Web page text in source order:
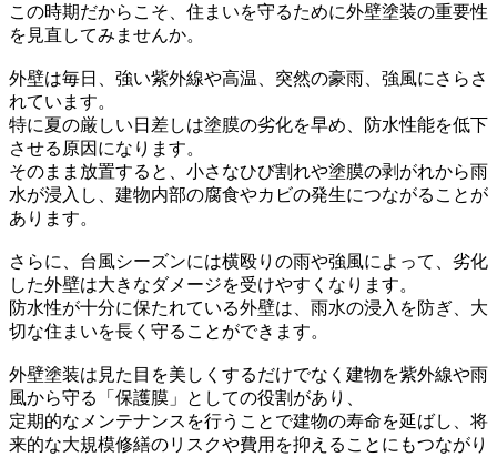
この時期だからこそ、住まいを守るために外壁塗装の重要性
を見直してみませんか。
外壁は毎日、強い紫外線や高温、突然の豪雨、強風にさらさ
れています。
特に夏の厳しい日差しは塗膜の劣化を早め、防水性能を低下
させる原因になります。
そのまま放置すると、小さなひび割れや塗膜の剥がれから雨
水が浸入し、建物内部の腐食やカビの発生につながることが
あります。
さらに、台風シーズンには横殴りの雨や強風によって、劣化
した外壁は大きなダメージを受けやすくなります。
防水性が十分に保たれている外壁は、雨水の浸入を防ぎ、大
切な住まいを長く守ることができます。
外壁塗装は見た目を美しくするだけでなく建物を紫外線や雨
風から守る「保護膜」としての役割があり、
定期的なメンテナンスを行うことで建物の寿命を延ばし、将
来的な大規模修繕のリスクや費用を抑えることにもつながり